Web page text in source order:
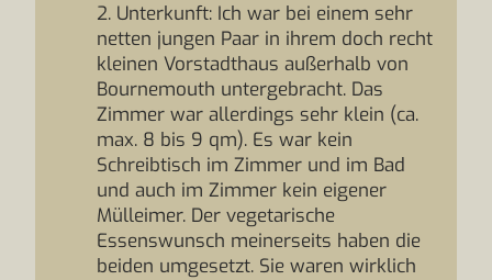
2. Unterkunft: Ich war bei einem sehr
netten jungen Paar in ihrem doch recht
kleinen Vorstadthaus außerhalb von
Bournemouth untergebracht. Das
Zimmer war allerdings sehr klein (ca.
max. 8 bis 9 qm). Es war kein
Schreibtisch im Zimmer und im Bad
und auch im Zimmer kein eigener
Mülleimer. Der vegetarische
Essenswunsch meinerseits haben die
beiden umgesetzt. Sie waren wirklich